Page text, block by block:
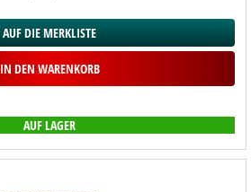
AUF DIE MERKLISTE
IN DEN WARENKORB
AUF LAGER